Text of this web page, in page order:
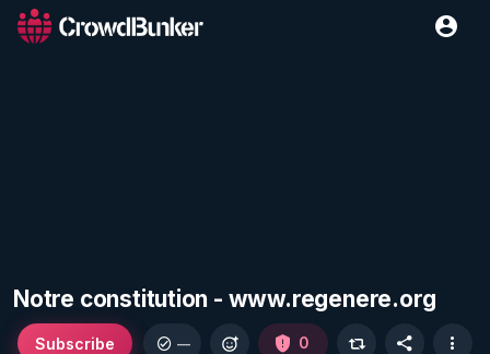
Notre constitution - www.regenere.org
Subscribe — 0